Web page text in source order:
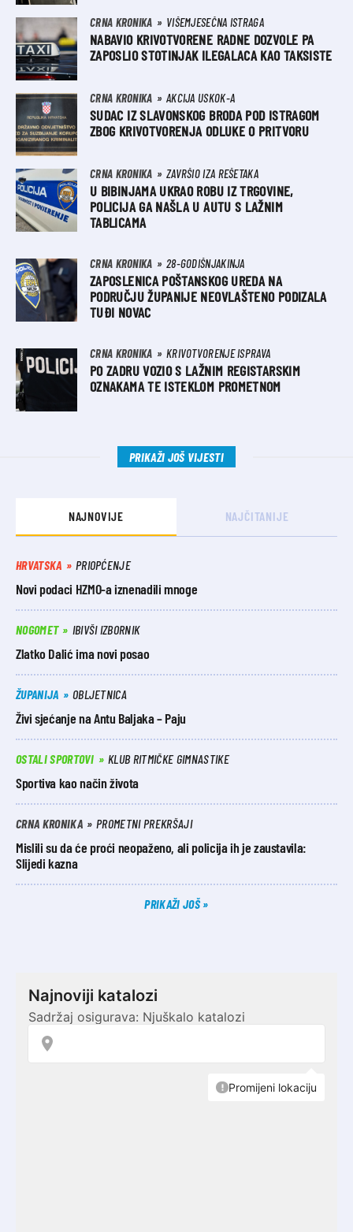
CRNA KRONIKA VIŠEMJESEČNA ISTRAGA
NABAVIO KRIVOTVORENE RADNE DOZVOLE PA
ZAPOSLIO STOTINJAK ILEGALACA KAO TAKSISTE
CRNA KRONIKA AKCIJA USKOK-A
SUDAC IZ SLAVONSKOG BRODA POD ISTRAGOM
ZBOG KRIVOTVORENJA ODLUKE O PRITVORU
CRNA KRONIKA ZAVRŠIO IZA REŠETAKA
U BIBINJAMA UKRAO ROBU IZ TRGOVINE,
POLICIJA GA NAŠLA U AUTU S LAŽNIM
TABLICAMA
CRNA KRONIKA 28-GODIŠNJAKINJA
ZAPOSLENICA POŠTANSKOG UREDA NA
PODRUČJU ŽUPANIJE NEOVLAŠTENO PODIZALA
TUĐI NOVAC
CRNA KRONIKA KRIVOTVORENJE ISPRAVA
PO ZADRU VOZIO S LAŽNIM REGISTARSKIM
OZNAKAMA TE ISTEKLOM PROMETNOM
PRIKAŽI JOŠ VIJESTI
NAJNOVIJE NAJČITANIJE
HRVATSKA PRIOPĆENJE
Novi podaci HZMO-a iznenadili mnoge
NOGOMET IBIVŠI IZBORNIK
Zlatko Dalić ima novi posao
ŽUPANIJA OBLJETNICA
Živi sjećanje na Antu Baljaka – Paju
OSTALI SPORTOVI KLUB RITMIČKE GIMNASTIKE
Sportiva kao način života
CRNA KRONIKA PROMETNI PREKRŠAJI
Mislili su da će proći neopaženo, ali policija ih je zaustavila:
Slijedi kazna
PRIKAŽI JOŠ